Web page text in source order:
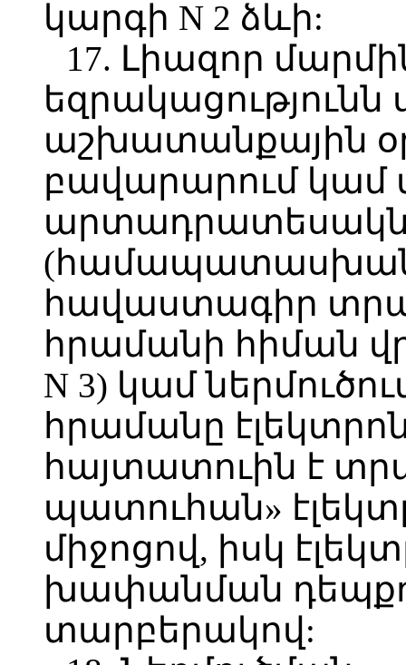
կարգի N 2 ձևի:
17. Լիազոր
աշխատանքային
բավարարում կամ
հավաստագիր
հրամանի հիման
N 3) կամ
հրամանը
հայտատուին է
պատուհան»
միջոցով, իսկ
խափանման
տարբերակով: